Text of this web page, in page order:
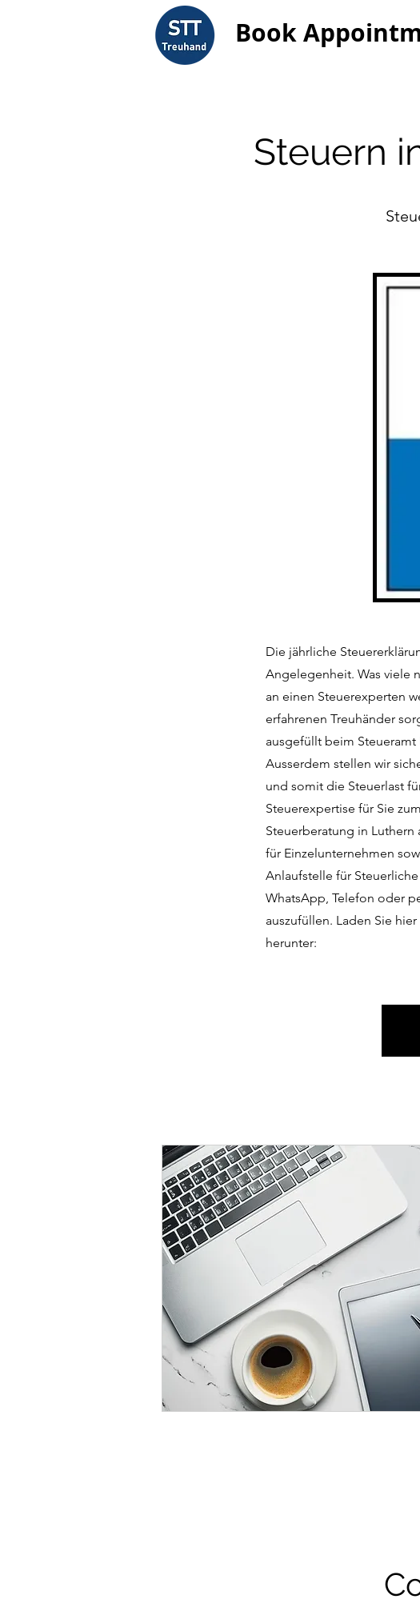
Book
Steuern
Die jährliche
Angelegenheit. Was viele
an einen Steuerexperten
erfahrenen Treuhänder
ausgefüllt beim
Ausserdem stellen wir
und somit die Steuerlast
Steuerexpertise für Sie
Steuerberatung in Luthern
für Einzelunternehmen
Anlaufstelle für
WhatsApp, Telefon oder
auszufüllen. Laden Sie
herunter: